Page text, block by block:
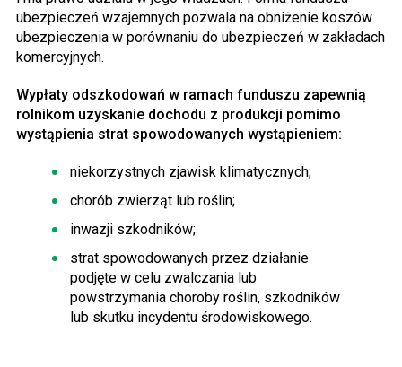
ubezpieczeń wzajemnych pozwala na obniżenie koszów
ubezpieczenia w porównaniu do ubezpieczeń w zakładach
komercyjnych.
Wypłaty odszkodowań w ramach funduszu zapewnią
rolnikom uzyskanie dochodu z produkcji pomimo
wystąpienia strat spowodowanych wystąpieniem:
niekorzystnych zjawisk klimatycznych;
chorób zwierząt lub roślin;
inwazji szkodników;
strat spowodowanych przez działanie
podjęte w celu zwalczania lub
powstrzymania choroby roślin, szkodników
lub skutku incydentu środowiskowego.